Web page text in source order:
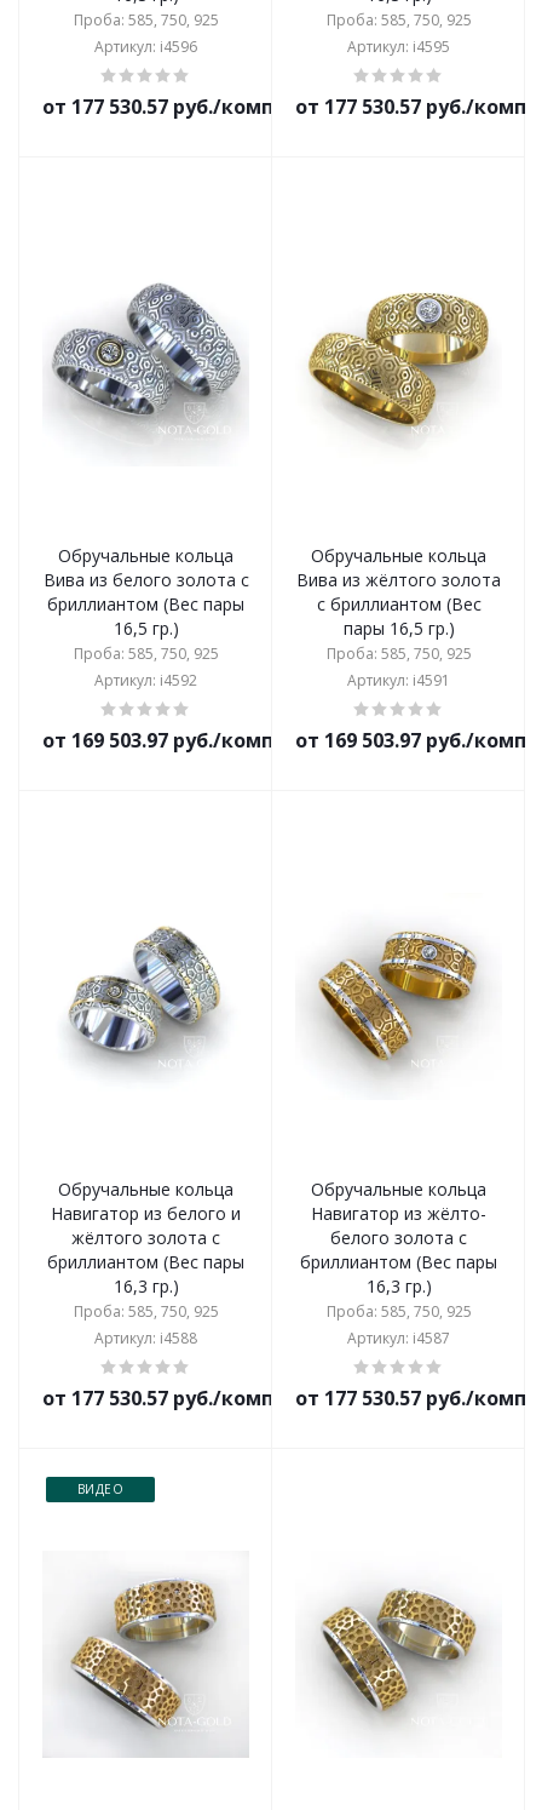
Проба: 585, 750, 925
Артикул: i4596
от 177 530.57 руб./комплект
Проба: 585, 750, 925
Артикул: i4595
от 177 530.57 руб./
Обручальные кольца
Вива из белого золота с
бриллиантом (Вес пары
16,5 гр.)
Проба: 585, 750, 925
Артикул: i4592
от 169 503.97 руб./комплект
Обручальные кольца
Вива из жёлтого золота
с бриллиантом (Вес
пары 16,5 гр.)
Проба: 585, 750, 925
Артикул: i4591
от 169 503.97 руб./
Обручальные кольца
Навигатор из белого и
жёлтого золота с
бриллиантом (Вес пары
16,3 гр.)
Проба: 585, 750, 925
Артикул: i4588
от 177 530.57 руб./комплект
Обручальные кольца
Навигатор из жёлто-
белого золота с
бриллиантом (Вес пары
16,3 гр.)
Проба: 585, 750, 925
Артикул: i4587
от 177 530.57 руб./
ВИДЕО